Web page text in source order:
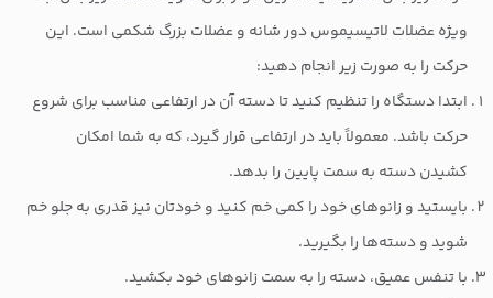
ویژه عضلات لاتیسیموس دور شانه و عضلات بزرگ شکمی است. این
حرکت را به صورت زیر انجام دهید:
ابتدا دستگاه را تنظیم کنید تا دسته آن در ارتفاعی مناسب برای شروع
حرکت باشد. معمولاً باید در ارتفاعی قرار گیرد، که به شما امکان
کشیدن دسته به سمت پایین را بدهد.
بایستید و زانوهای خود را کمی خم کنید و خودتان نیز قدری به جلو خم
شوید و دسته‌ها را بگیرید.
با تنفس عمیق، دسته را به سمت زانوهای خود بکشید.